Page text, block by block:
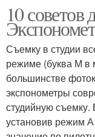
10 советов
Съемку в студии
режиме (буква М
большинстве
экспонометры
студийную
установив режим